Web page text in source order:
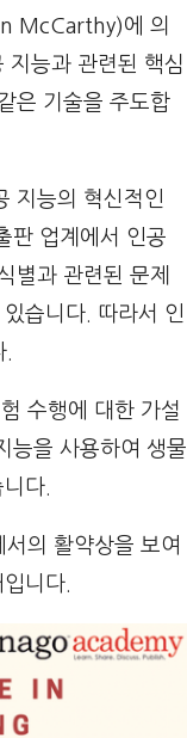
McCarthy)에 의
지능과 관련된 핵심
은 기술을 주도합
지능의 혁신적인
판 업계에서 인공
별과 관련된 문제
습니다. 따라서 인
수행에 대한 가설
능을 사용하여 생물
다.
의 활약상을 보여
니다.